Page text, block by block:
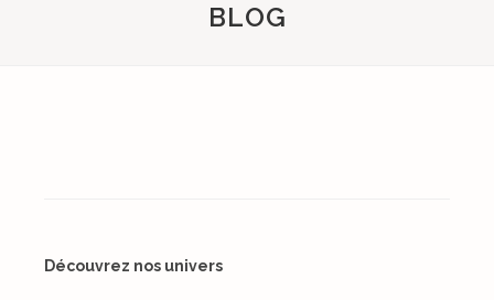
BLOG
Découvrez nos univers